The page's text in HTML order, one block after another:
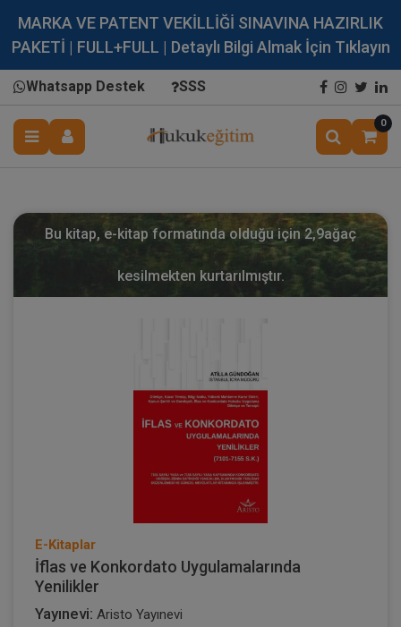
MARKA VE PATENT VEKİLLİĞİ SINAVINA HAZIRLIK
PAKETİ | FULL+FULL | Detaylı Bilgi Almak İçin Tıklayın
Whatsapp Destek SSS
0
Bu kitap, e-kitap formatında olduğu için 2,9ağaç
kesilmekten kurtarılmıştır.
E-Kitaplar
İflas ve Konkordato Uygulamalarında
Yenilikler
Yayınevi: Aristo Yayınevi